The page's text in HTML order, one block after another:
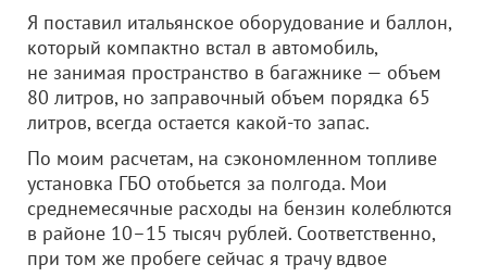
Я поставил итальянское оборудование и баллон,
который компактно встал в автомобиль,
не занимая пространство в багажнике — объем
80 литров, но заправочный объем порядка 65
литров, всегда остается какой-то запас.
По моим расчетам, на сэкономленном топливе
установка ГБО отобьется за полгода. Мои
среднемесячные расходы на бензин колеблются
в районе 10–15 тысяч рублей. Соответственно,
при том же пробеге сейчас я трачу вдвое